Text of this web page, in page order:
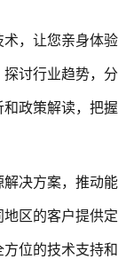
，让您亲身体验
讨行业趋势，分
政策解读，把握
决方案，推动
区的客户提供
位的技术支持和